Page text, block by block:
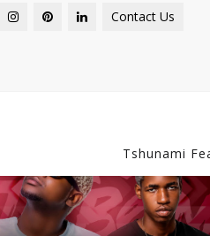
Contact Us
Tshunami